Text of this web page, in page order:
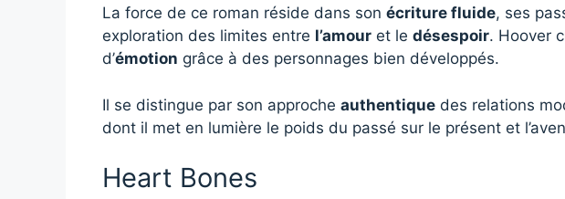
La force de ce roman réside dans son écriture fluide, ses
exploration des limites entre l’amour et le désespoir. Hoover
d’émotion grâce à des personnages bien développés.
Il se distingue par son approche authentique des relations
dont il met en lumière le poids du passé sur le présent et
Heart Bones